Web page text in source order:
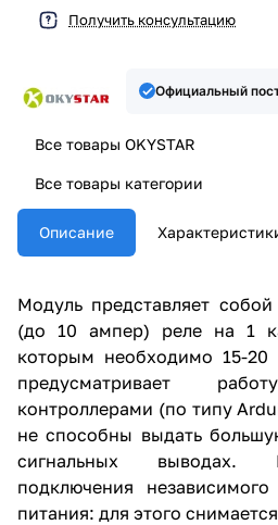
Получить консультацию
Официальный
Все товары OKYSTAR
Все товары категории
Описание
Модуль представляет собой
(до 10 ампер) реле на 1
которым необходимо 15-20
предусматривает
контроллерами (по типу
не способны выдать
сигнальных выводах.
подключения
питания: для этого